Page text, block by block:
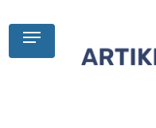
content
Menu